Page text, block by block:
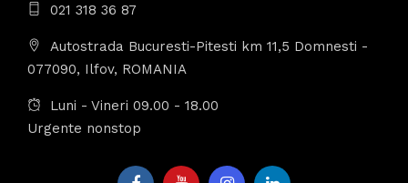
021 318 36 87
Autostrada Bucuresti-Pitesti km 11,5 Domnesti -
077090, Ilfov, ROMANIA
Luni - Vineri 09.00 - 18.00
Urgente nonstop